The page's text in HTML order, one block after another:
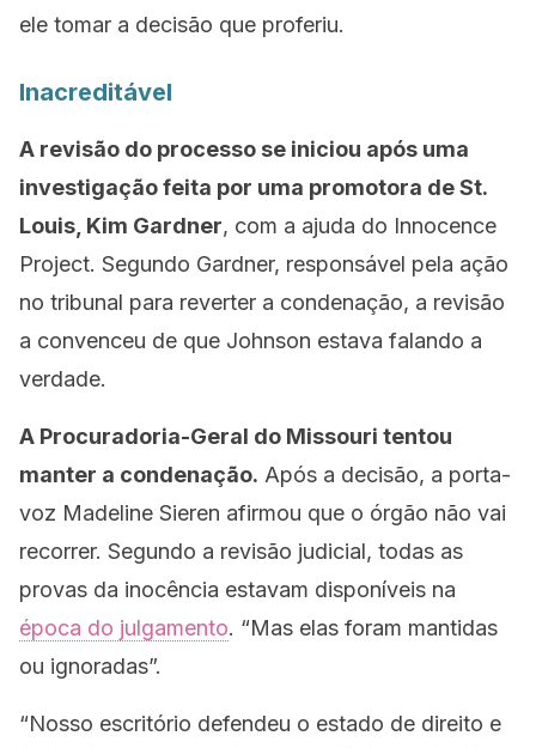
ele tomar a decisão que proferiu.
Inacreditável
A revisão do processo se iniciou após uma
investigação feita por uma promotora de St.
Louis, Kim Gardner, com a ajuda do Innocence
Project. Segundo Gardner, responsável pela ação
no tribunal para reverter a condenação, a revisão
a convenceu de que Johnson estava falando a
verdade.
A Procuradoria-Geral do Missouri tentou
manter a condenação. Após a decisão, a porta-
voz Madeline Sieren afirmou que o órgão não vai
recorrer. Segundo a revisão judicial, todas as
provas da inocência estavam disponíveis na
época do julgamento. “Mas elas foram mantidas
ou ignoradas”.
“Nosso escritório defendeu o estado de direito e